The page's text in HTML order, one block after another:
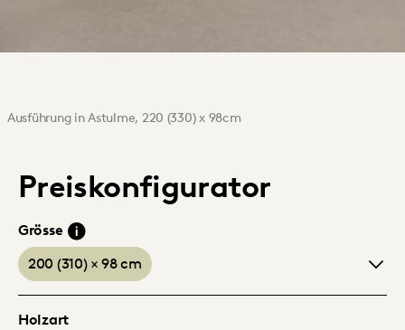
Ausführung in Astulme, 220 (330) x 98cm
Preiskonfigurator
Grösse
200 (310) × 98 cm
Holzart